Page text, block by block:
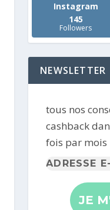
Instagram
145
Followers
NEWSLETTER
tous nos
cashback
fois par mois